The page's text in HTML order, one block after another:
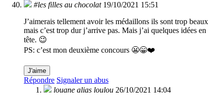
#les filles au chocolat 19/10/2021 15:51
J’aimerais tellement avoir les médaillons ils sont trop beaux
mais c’est trop dur j’arrive pas. Mais j’ai quelques idées en
tête. 😉
PS: c’est mon deuxième concours 😬😁❤️
J'aime
Répondre Signaler un abus
louane alias loulou 26/10/2021 14:04